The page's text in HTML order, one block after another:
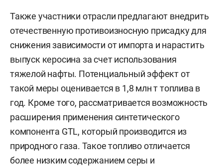
Также участники отрасли предлагают внедрить
отечественную противоизносную присадку для
снижения зависимости от импорта и нарастить
выпуск керосина за счет использования
тяжелой нафты. Потенциальный эффект от
такой меры оценивается в 1,8 млн т топлива в
год. Кроме того, рассматривается возможность
расширения применения синтетического
компонента GTL, который производится из
природного газа. Такое топливо отличается
более низким содержанием серы и